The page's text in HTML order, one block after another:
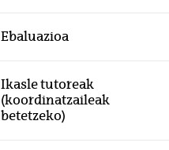
Ebaluazioa
Ikasle tutoreak
(koordinatzaileak
betetzeko)